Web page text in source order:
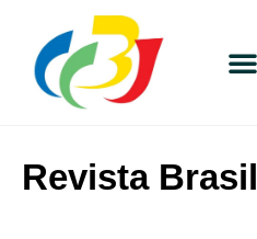
Revista Brasil